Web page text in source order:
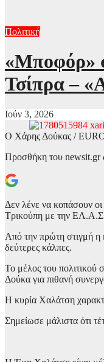
Πολιτική
«Μποφόρ»
Τσίπρα –
Ιούν 3, 2026
Ο Χάρης Δούκας /
Προσθήκη του newsit.gr
Δεν λένε να κοπάσουν
Τρικούπη με την ΕΛ.Α.Σ
Από την πρώτη στιγμή η
δεύτερες κάλπες.
Το μέλος του
Δούκα για πιθανή
Η κυρία Χαλάτση
Σημείωσε μάλιστα ότι